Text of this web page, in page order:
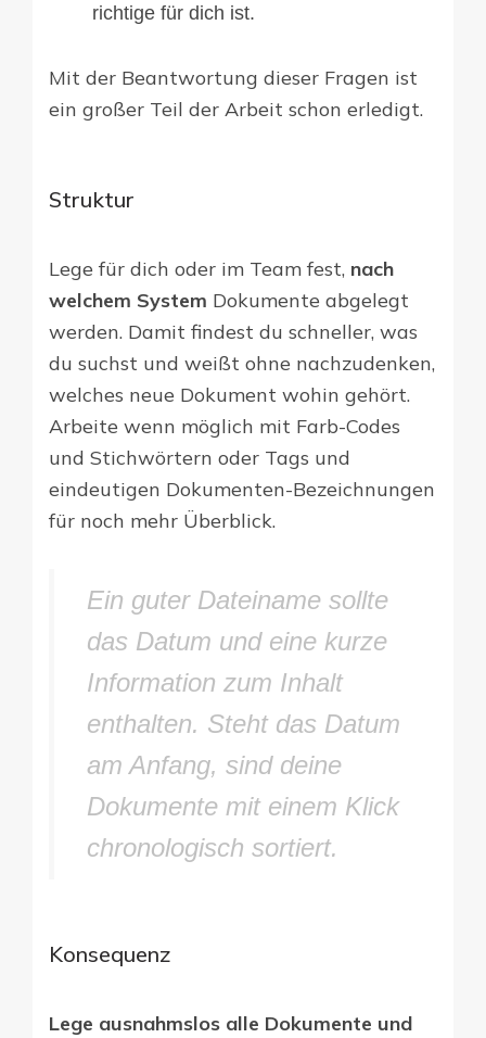
richtige für dich ist.
Mit der Beantwortung dieser Fragen ist
ein großer Teil der Arbeit schon erledigt.
Struktur
Lege für dich oder im Team fest, nach
welchem System Dokumente abgelegt
werden. Damit findest du schneller, was
du suchst und weißt ohne nachzudenken,
welches neue Dokument wohin gehört.
Arbeite wenn möglich mit Farb-Codes
und Stichwörtern oder Tags und
eindeutigen Dokumenten-Bezeichnungen
für noch mehr Überblick.
Ein guter Dateiname sollte
das Datum und eine kurze
Information zum Inhalt
enthalten. Steht das Datum
am Anfang, sind deine
Dokumente mit einem Klick
chronologisch sortiert.
Konsequenz
Lege ausnahmslos alle Dokumente und